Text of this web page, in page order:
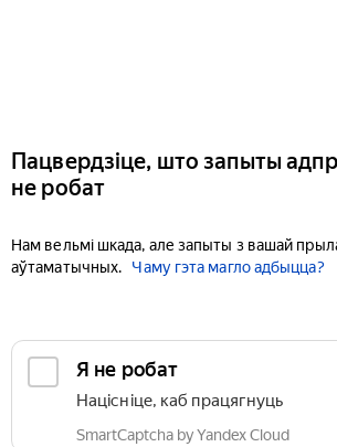
Пацвердзіце, што запыты
не робат
Нам вельмі шкада, але запыты з вашай
аўтаматычных.
Чаму гэта магло адбыцца?
Я не робат
Націсніце, каб працягнуць
SmartCaptcha by Yandex Cloud